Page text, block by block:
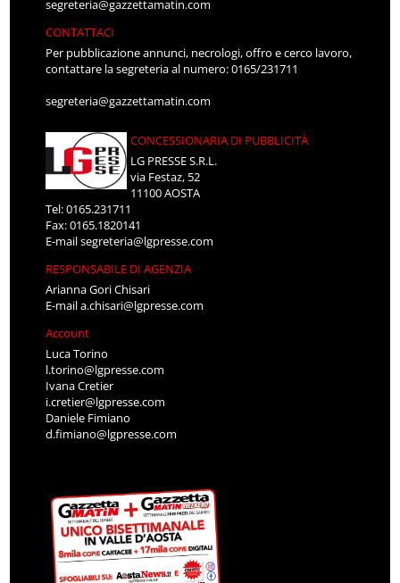
segreteria@gazzettamatin.com
CONTATTACI
Per pubblicazione annunci, necrologi, offro e cerco lavoro,
contattare la segreteria al numero: 0165/231711
segreteria@gazzettamatin.com
CONCESSIONARIA DI PUBBLICITÀ
LG PRESSE S.R.L.
via Festaz, 52
11100 AOSTA
Tel: 0165.231711
Fax: 0165.1820141
E-mailsegreteria@lgpresse.com
RESPONSABILE DI AGENZIA
Arianna Gori Chisari
E-maila.chisari@lgpresse.com
Account
Luca Torino
l.torino@lgpresse.com
Ivana Cretier
i.cretier@lgpresse.com
Daniele Fimiano
d.fimiano@lgpresse.com